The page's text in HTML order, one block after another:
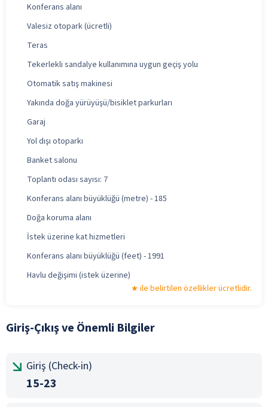
Konferans alanı
Valesiz otopark (ücretli)
Teras
Tekerlekli sandalye kullanımına uygun geçiş yolu
Otomatik satış makinesi
Yakında doğa yürüyüşü/bisiklet parkurları
Garaj
Yol dışı otoparkı
Banket salonu
Toplantı odası sayısı: 7
Konferans alanı büyüklüğü (metre) - 185
Doğa koruma alanı
İstek üzerine kat hizmetleri
Konferans alanı büyüklüğü (feet) - 1991
Havlu değişimi (istek üzerine)
ile belirtilen özellikler ücretlidir.
Giriş-Çıkış ve Önemli Bilgiler
Giriş (Check-in)
15-23